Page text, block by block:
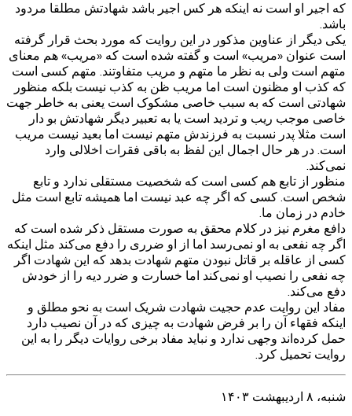
که اجیر او است نه اینکه هر کس اجیر باشد شهادتش مطلقا مردود
باشد.
یکی دیگر از عناوین مذکور در این روایت که مورد بحث قرار گرفته
است عنوان «مریب» است و گفته شده است که «مریب» هم معنای
متهم است ولی به نظر ما متهم و مریب متفاوتند. متهم کسی است
که کذب او مظنون است اما مریب ظن به کذب نیست بلکه منظور
شهادتی است که به سبب خاصی مشکوک است یعنی به خاطر جهت
خاصی موجب ریب و تردید است یا به تعبیر دیگر شهادتش بو دار
است مثلا پدر نسبت به فرزندش متهم نیست اما بعید نیست مریب
است. در هر حال اجمال این لفظ به باقی فقرات اخلالی وارد
نمی‌کند.
منظور از تابع هم کسی است که شخصیت مستقلی ندارد و تابع
شخص است. کسی که اگر چه عبد نیست اما همیشه تابع است مثل
خادم در زمان ما.
دافع مغرم نیز در کلام محقق به صورت مستقل ذکر شده است که
اگر چه نفعی به او نمی‌رسد اما از او ضرری را دفع می‌کند مثل اینکه
کسی از عاقله بر قاتل نبودن متهم شهادت بدهد که این شهادت اگر
چه نفعی را نصیب او نمی‌کند اما خسارت و ضرر دیه را از خودش
دفع می‌کند.
مفاد این روایت عدم حجیت شهادت شریک است به نحو مطلق و
اینکه فقهاء آن را بر فرض شهادت به چیزی که در آن نصیب دارد
حمل کرده‌اند وجهی ندارد و نباید مفاد برخی روایات دیگر را به این
روایت تحمیل کرد.
شنبه، ۸ اردیبهشت ۱۴۰۳